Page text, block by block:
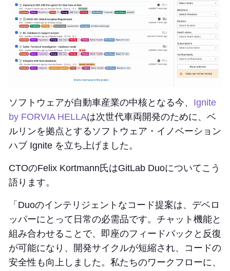
ソフトウェアが自動車産業の中核となる今、 Ignite
by FORVIA HELLAは次世代車両開発のために、ベ
ルリンを拠点とするソフトウェア・イノベーション
ハブ Ignite を立ち上げました。
CTOのFelix Kortmann氏はGitLab Duoについてこう
語ります。
「Duoのインテリジェントなコード提案は、デベロ
ッパーにとって日常の必需品です。チャット機能と
組み合わせることで、即座のフィードバックと反復
が可能になり、開発サイクルが短縮され、コードの
安全性も向上しました。私たちのワークフローに、